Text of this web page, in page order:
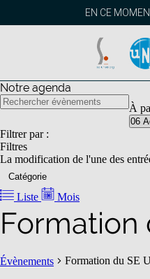
EN CE
Notre agenda
À
06
date.
Filtrer par :
Filtres
La modification de l'une des
Catégorie
Liste Mois
Formation
Évènements Formation du SE